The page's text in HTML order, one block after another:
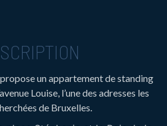
un appartement de standing
Louise, l’une des adresses les
de Bruxelles.